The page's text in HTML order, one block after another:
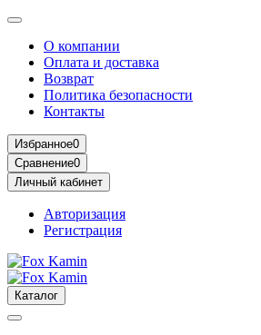
О компании
Оплата и доставка
Возврат
Политика безопасности
Контакты
Избранное0
Сравнение0
Личный кабинет
Авторизация
Регистрация
Каталог